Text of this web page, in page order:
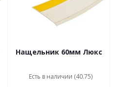
Нащельник 60мм Люкс
Есть в наличии (40.75)